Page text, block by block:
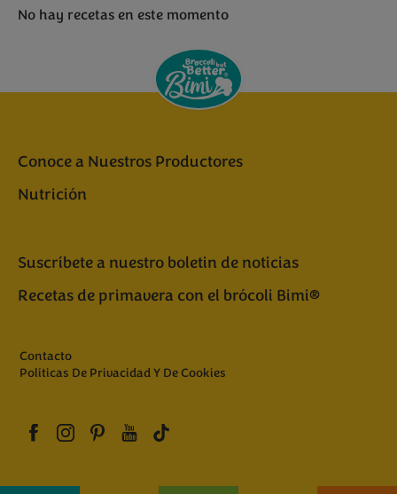
No hay recetas en este momento
Conoce a Nuestros Productores
Nutrición
Suscríbete a nuestro boletin de noticias
Recetas de primavera con el brócoli Bimi®
Contacto
Políticas De Privacidad Y De Cookies